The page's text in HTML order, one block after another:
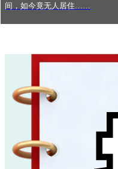
间，如今竟无人居住……